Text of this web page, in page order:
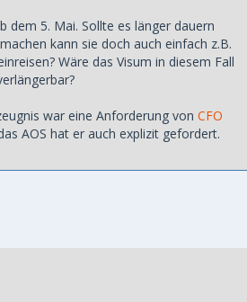
dem 5. Mai. Sollte es länger dauern
kann sie doch auch einfach z.B.
Wäre das Visum in diesem Fall
war eine Anforderung von CFO
AOS hat er auch explizit gefordert.